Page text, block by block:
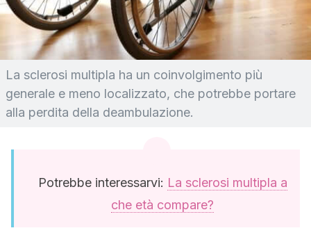
La sclerosi multipla ha un coinvolgimento più
generale e meno localizzato, che potrebbe portare
alla perdita della deambulazione.
Potrebbe interessarvi: La sclerosi multipla a
che età compare?